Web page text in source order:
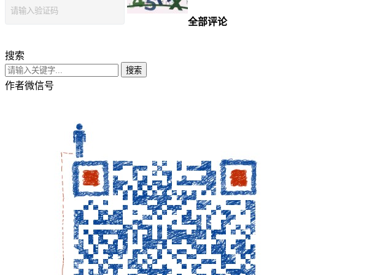
全部评论
搜索
搜索
作者微信号